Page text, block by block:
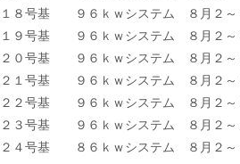
１８号基 ９６ｋｗシステム ８月２
１９号基 ９６ｋｗシステム ８月２
２０号基 ９６ｋｗシステム ８月２
２１号基 ９６ｋｗシステム ８月２～
２２号基 ９６ｋｗシステム ８月２～
２３号基 ９６ｋｗシステム ８月２～
２４号基 ８６ｋｗシステム ８月２～